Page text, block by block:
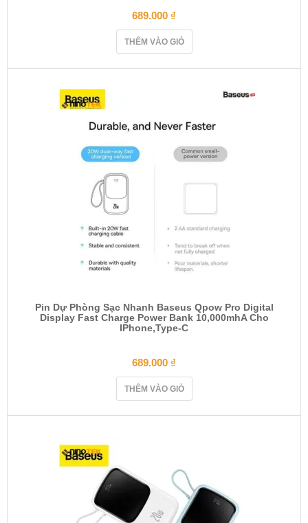
689.000 ₫
THÊM VÀO GIỎ
Pin Dự Phòng Sạc Nhanh Baseus Qpow Pro Digital
Display Fast Charge Power Bank 10,000mhA Cho
IPhone,Type-C
689.000 ₫
THÊM VÀO GIỎ